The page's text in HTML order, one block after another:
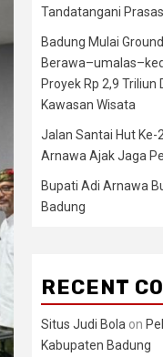
Tandatangani
Badung Mulai
Proyek Rp 2,9
Kawasan Wisata
Jalan Santai Hut Ke-
Arnawa Ajak Jaga
Bupati Adi Arnawa
Badung
RECENT
Situs Judi Bola on
Kabupaten Badung